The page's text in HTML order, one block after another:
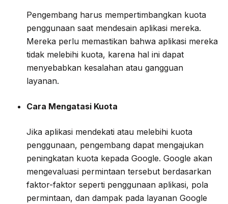
Pengembang harus mempertimbangkan kuota
penggunaan saat mendesain aplikasi mereka.
Mereka perlu memastikan bahwa aplikasi mereka
tidak melebihi kuota, karena hal ini dapat
menyebabkan kesalahan atau gangguan
layanan.
Cara Mengatasi Kuota
Jika aplikasi mendekati atau melebihi kuota
penggunaan, pengembang dapat mengajukan
peningkatan kuota kepada Google. Google akan
mengevaluasi permintaan tersebut berdasarkan
faktor-faktor seperti penggunaan aplikasi, pola
permintaan, dan dampak pada layanan Google